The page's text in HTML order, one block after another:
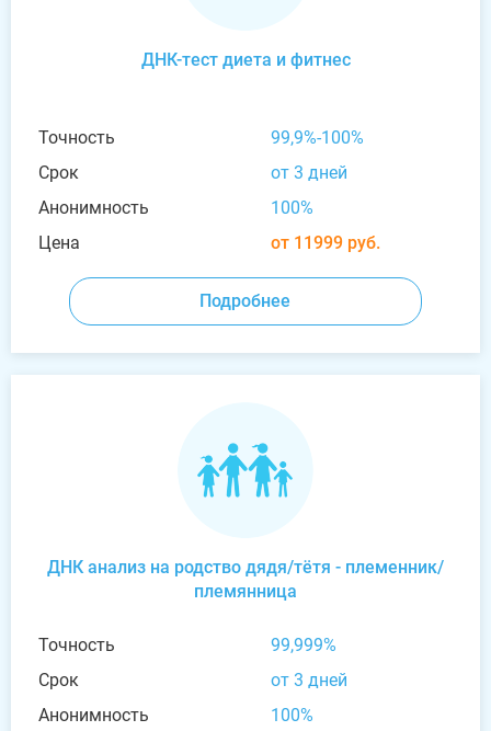
ДНК-тест диета и фитнес
Точность
99,9%-100%
Срок
от 3 дней
Анонимность
100%
Цена
от 11999 руб.
Подробнее
ДНК анализ на родство дядя/тётя - племенник/
племянница
Точность
99,999%
Срок
от 3 дней
Анонимность
100%